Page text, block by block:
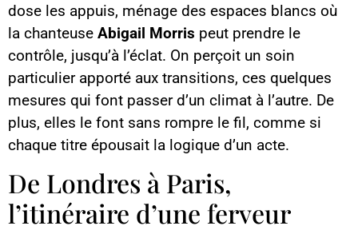
dose les appuis, ménage des espaces blancs où
la chanteuse Abigail Morris peut prendre le
contrôle, jusqu’à l’éclat. On perçoit un soin
particulier apporté aux transitions, ces quelques
mesures qui font passer d’un climat à l’autre. De
plus, elles le font sans rompre le fil, comme si
chaque titre épousait la logique d’un acte.
De Londres à Paris,
l’itinéraire d’une ferveur